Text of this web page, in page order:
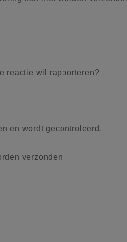
reactie wil rapporteren?
en wordt gecontroleerd.
verzonden